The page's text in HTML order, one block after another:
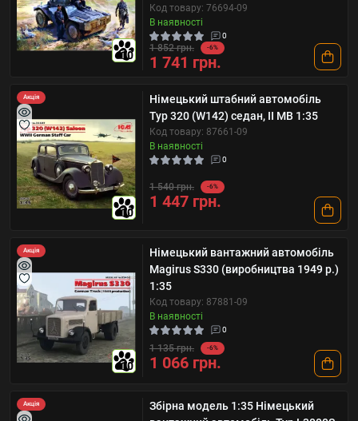
10
Код товару: 76694-09
В наявності
0
1 852 грн. -6%
1 741 грн.
Акція
10
Німецький штабний автомобіль
Typ 320 (W142) седан, II МВ 1:35
Код товару: 87661-09
В наявності
0
1 540 грн. -6%
1 447 грн.
Акція
10
Німецький вантажний автомобіль
Magirus S330 (виробництва 1949 р.)
1:35
Код товару: 87881-09
В наявності
0
1 135 грн. -6%
1 066 грн.
Акція
Збірна модель 1:35 Німецький